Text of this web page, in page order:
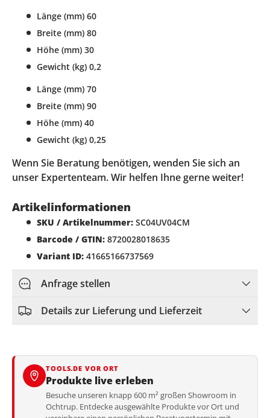
Länge (mm) 60
Breite (mm) 80
Höhe (mm) 30
Gewicht (kg) 0,2
Länge (mm) 70
Breite (mm) 90
Höhe (mm) 40
Gewicht (kg) 0,25
Wenn Sie Beratung benötigen, wenden Sie sich an
unser Expertenteam. Wir helfen Ihne gerne weiter!
Artikelinformationen
SKU / Artikelnummer: SC04UV04CM
Barcode / GTIN: 8720028018635
Variant ID: 41665166737569
Anfrage stellen
Details zur Lieferung und Lieferzeit
TOOLS.DE VOR ORT
Produkte live erleben
Besuche unseren knapp 600 m² großen Showroom in
Ochtrup. Entdecke ausgewählte Produkte vor Ort und